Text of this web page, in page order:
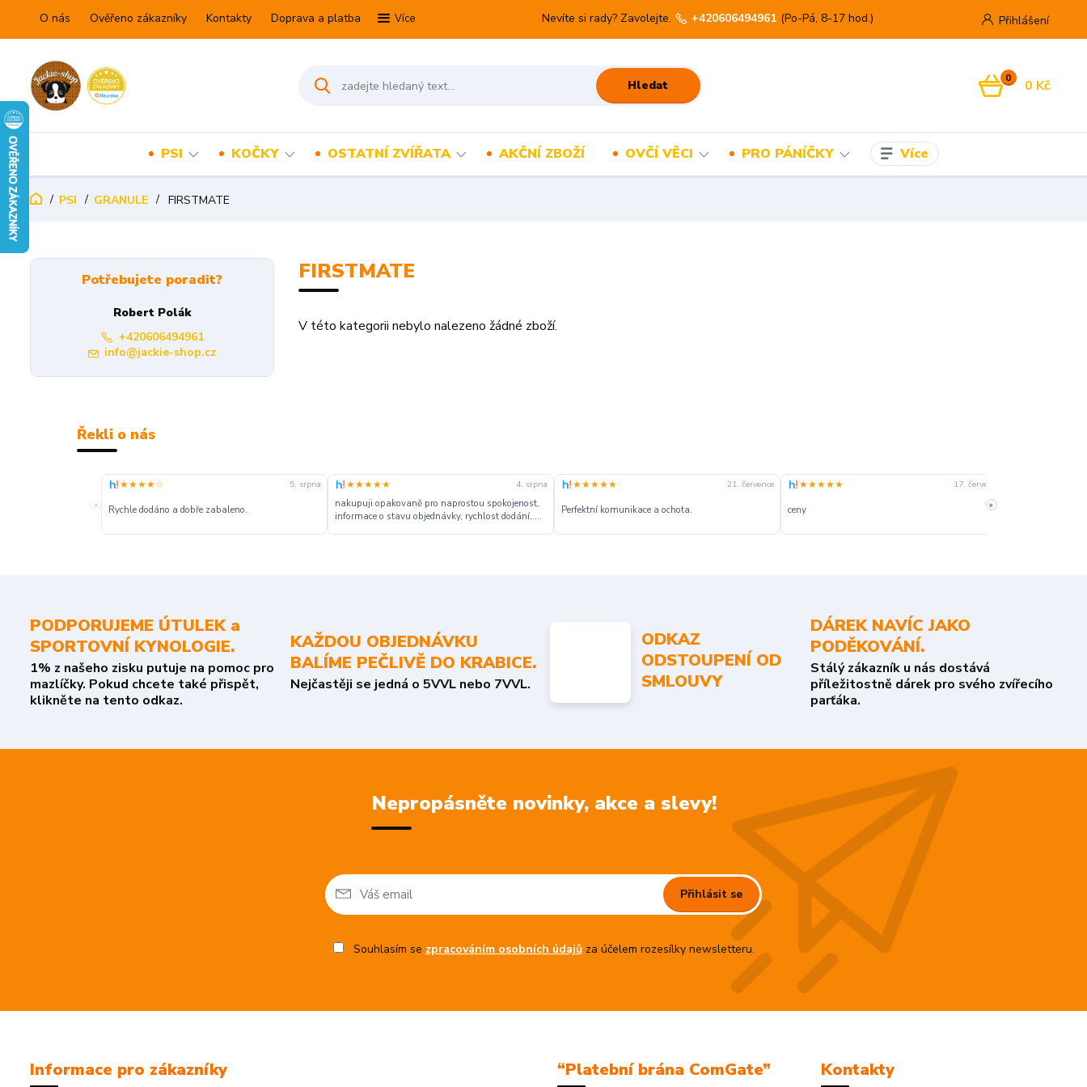
O nás Ověřeno zákazníky Kontakty Doprava a platba Více Přihlášení
Hledat
Nevíte si rady? Zavolejte. +420606494961 (Po-Pá, 8-17 hod.)
0 0 Kč
PSI KOČKY OSTATNÍ ZVÍŘATA AKČNÍ ZBOŽÍ OVČÍ VĚCI PRO PÁNÍČKY Více
PSI GRANULE FIRSTMATE
FIRSTMATE
V této kategorii nebylo nalezeno žádné zboží.
Potřebujete poradit?
Robert Polák
+420606494961
info@jackie-shop.cz
Řekli o nás
«
★★★★☆ 5. srpna
Rychle dodáno a dobře zabaleno.
★★★★★ 4. srpna
nakupuji opakovaně pro naprostou spokojenost,
informace o stavu objednávky, rychlost dodání,....
★★★★★ 21. července
Perfektní komunikace a ochota.
★★★★★ 17. července
ceny »
PODPORUJEME ÚTULEK a
SPORTOVNÍ KYNOLOGIE.
1% z našeho zisku putuje na pomoc pro
mazlíčky. Pokud chcete také přispět,
klikněte na tento odkaz.
KAŽDOU OBJEDNÁVKU
BALÍME PEČLIVĚ DO KRABICE.
Nejčastěji se jedná o 5VVL nebo 7VVL.
ODKAZ
ODSTOUPENÍ OD
SMLOUVY
DÁREK NAVÍC JAKO
PODĚKOVÁNÍ.
Stálý zákazník u nás dostává
příležitostně dárek pro svého zvířecího
parťáka.
Nepropásněte novinky, akce a slevy!
Přihlásit se
Souhlasím se zpracováním osobních údajůza účelem rozesílky newsletteru.
Informace pro zákazníky “Platební brána ComGate” Kontakty